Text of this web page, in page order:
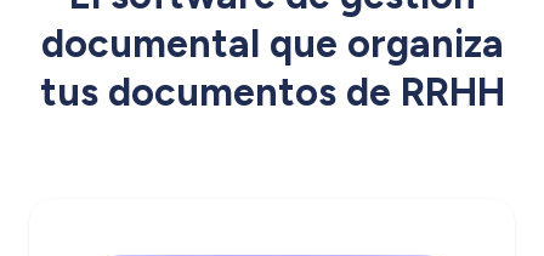
documental que organiza
tus documentos de RRHH